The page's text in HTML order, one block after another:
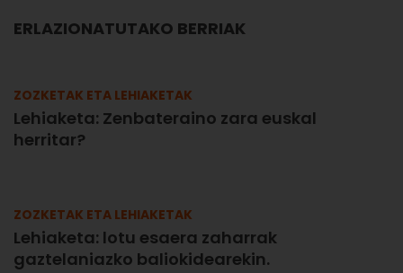
ERLAZIONATUTAKO BERRIAK
ZOZKETAK ETA LEHIAKETAK
Lehiaketa: Zenbateraino zara euskal
herritar?
ZOZKETAK ETA LEHIAKETAK
Lehiaketa: lotu esaera zaharrak
gaztelaniazko baliokidearekin.